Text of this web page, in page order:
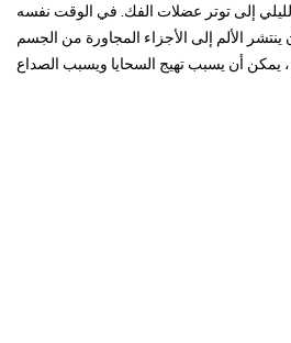
إلى توتر عضلات الفك. في الوقت نفسه
الألم إلى الأجزاء المجاورة من الجسم